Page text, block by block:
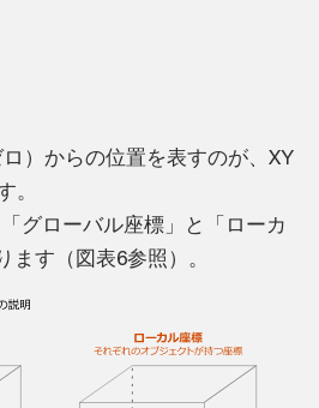
）からの位置を表すのが、XY
。
グローバル座標」と「ローカ
ます（図表6参照）。